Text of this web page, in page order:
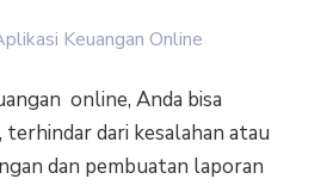
Keuangan Online
online, Anda bisa
dari kesalahan atau
dan pembuatan laporan